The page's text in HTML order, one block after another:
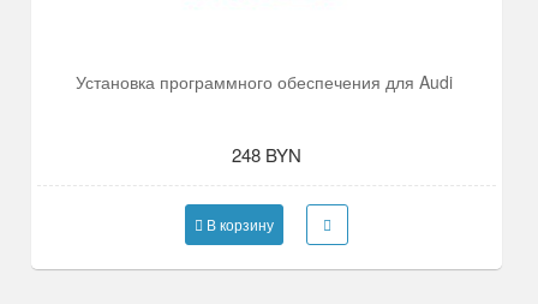
Установка программного обеспечения для Audi
248 BYN
В корзину